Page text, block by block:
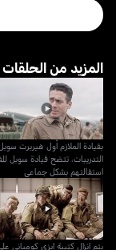
1 المزيد من
بقيادة الملازم أول هيربرت
التدريبات، تتضح قيادة سوبل
استقالتهم بشكل جماعي
يتم إنزال كتيبة إيزي